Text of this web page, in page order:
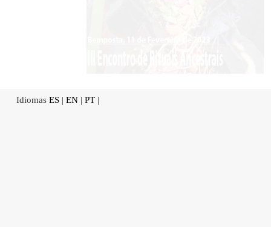
Idiomas ES | EN | PT |